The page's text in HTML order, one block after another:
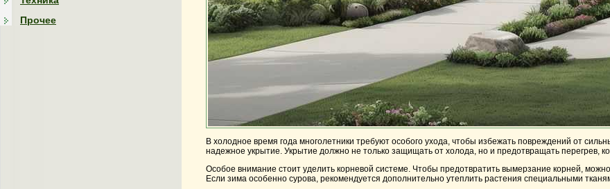
Прочее
В холодное время года многолетники требуют особого ухода, чтобы избежать повреждений от
надежное укрытие. Укрытие должно не только защищать от холода, но и предотвращать перегрев,
Особое внимание стоит уделить корневой системе. Чтобы предотвратить вымерзание корней,
Если зима особенно сурова, рекомендуется дополнительно утеплить растения специальными